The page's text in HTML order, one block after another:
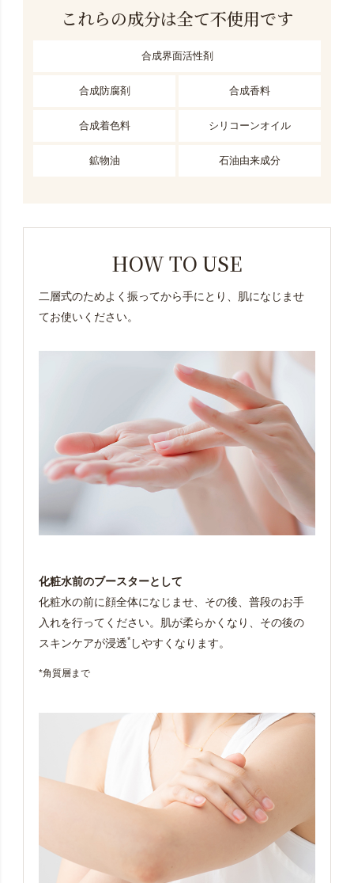
これらの成分は全て不使用です
合成界面活性剤
合成防腐剤 合成香料
合成着色料 シリコーンオイル
鉱物油 石油由来成分
HOW TO USE
二層式のためよく振ってから手にとり、肌になじませ
てお使いください。
化粧水前のブースターとして
化粧水の前に顔全体になじませ、その後、普段のお手
入れを行ってください。肌が柔らかくなり、その後の
スキンケアが浸透* しやすくなります。
*角質層まで